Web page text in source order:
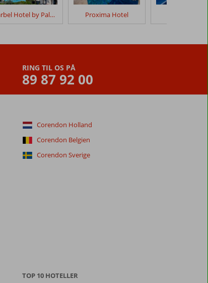
Marbel Hotel by Palm Wings Proxima Hotel
RING TIL OS PÅ
89 87 92 00
Corendon Holland
Corendon Belgien
Corendon Sverige
TOP 10 HOTELLER